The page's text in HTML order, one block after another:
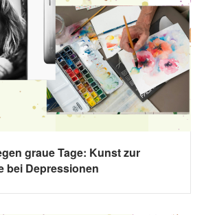
graue Tage: Kunst zur
bei Depressionen